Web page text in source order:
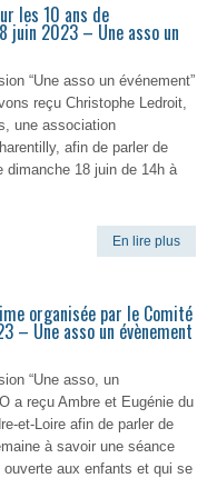
les 10 ans de
juin 2023 – Une asso un
“Une asso un événement”
reçu Christophe Ledroit,
une association
afin de parler de
dimanche 18 juin de 14h à
En lire plus
organisée par le Comité
– Une asso un évènement
“Une asso, un
a reçu Ambre et Eugénie du
et-Loire afin de parler de
à savoir une séance
ouverte aux enfants et qui se